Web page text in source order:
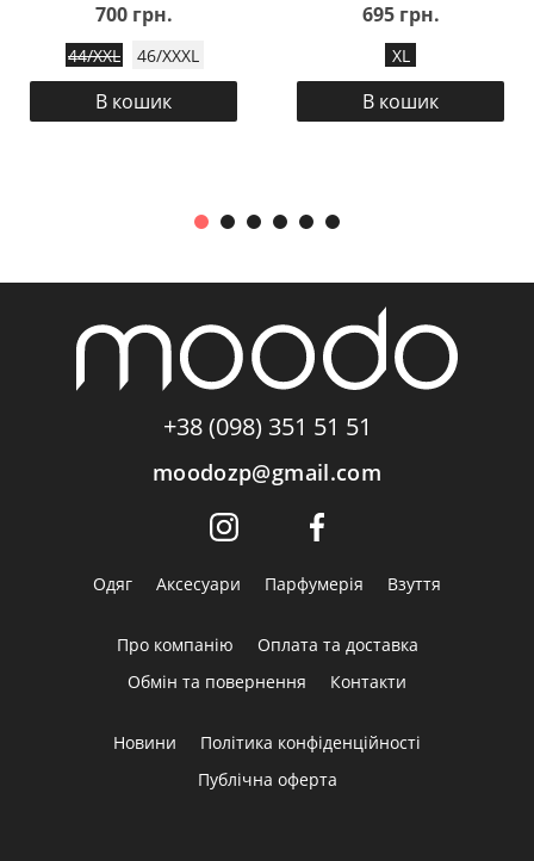
700 грн.
44/XXL 46/XXXL
В кошик
695 грн.
XL
В кошик
+38 (098) 351 51 51
moodozp@gmail.com
Одяг Аксесуари Парфумерія Взуття
Про компанію
Оплата та доставка
Обмін та повернення
Контакти
Новини
Політика конфіденційності
Публічна оферта